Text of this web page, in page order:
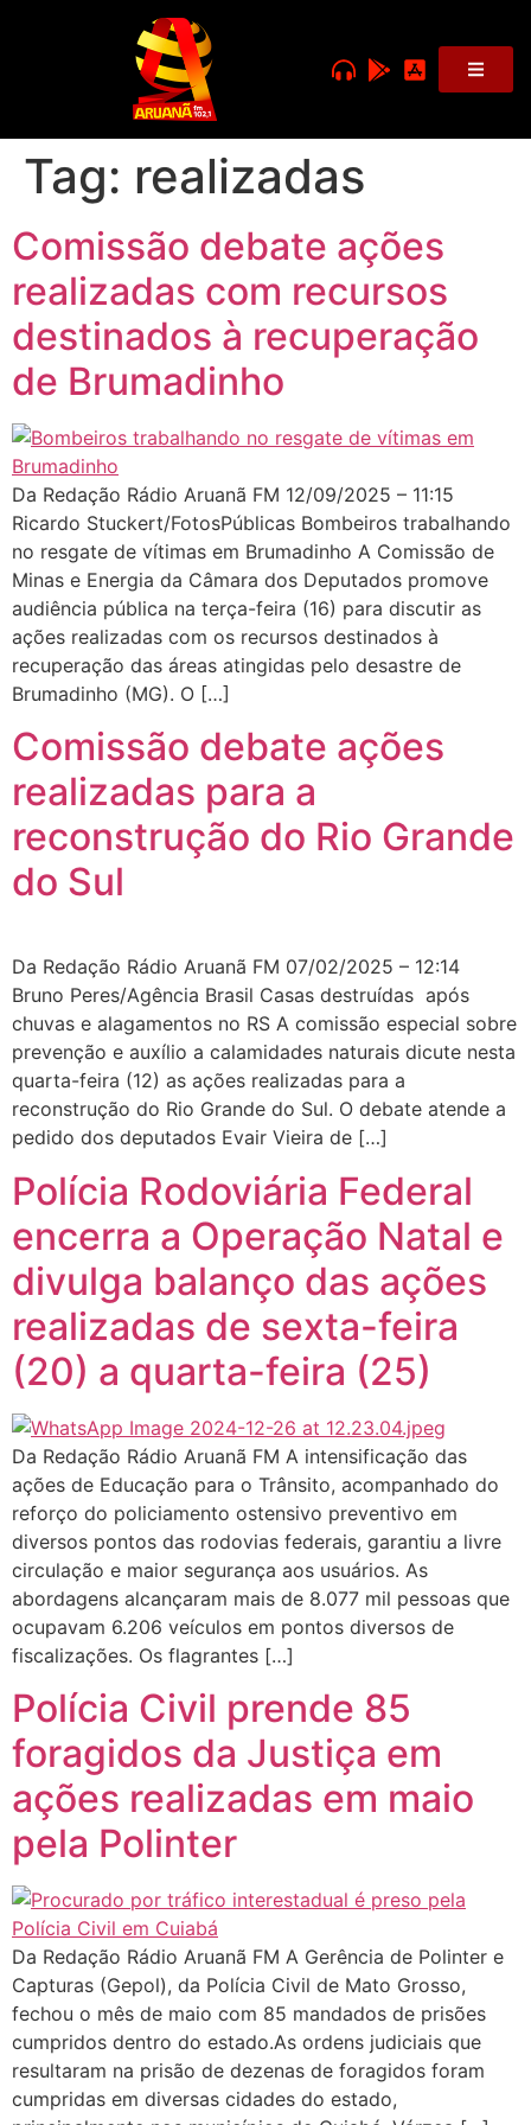
Tag: realizadas
Comissão debate ações
realizadas com recursos
destinados à recuperação
de Brumadinho
Da Redação Rádio Aruanã FM 12/09/2025 – 11:15
Ricardo Stuckert/FotosPúblicas Bombeiros trabalhando
no resgate de vítimas em Brumadinho A Comissão de
Minas e Energia da Câmara dos Deputados promove
audiência pública na terça-feira (16) para discutir as
ações realizadas com os recursos destinados à
recuperação das áreas atingidas pelo desastre de
Brumadinho (MG). O […]
Comissão debate ações
realizadas para a
reconstrução do Rio Grande
do Sul
Da Redação Rádio Aruanã FM 07/02/2025 – 12:14
Bruno Peres/Agência Brasil Casas destruídas após
chuvas e alagamentos no RS A comissão especial sobre
prevenção e auxílio a calamidades naturais dicute nesta
quarta-feira (12) as ações realizadas para a
reconstrução do Rio Grande do Sul. O debate atende a
pedido dos deputados Evair Vieira de […]
Polícia Rodoviária Federal
encerra a Operação Natal e
divulga balanço das ações
realizadas de sexta-feira
(20) a quarta-feira (25)
Da Redação Rádio Aruanã FM A intensificação das
ações de Educação para o Trânsito, acompanhado do
reforço do policiamento ostensivo preventivo em
diversos pontos das rodovias federais, garantiu a livre
circulação e maior segurança aos usuários. As
abordagens alcançaram mais de 8.077 mil pessoas que
ocupavam 6.206 veículos em pontos diversos de
fiscalizações. Os flagrantes […]
Polícia Civil prende 85
foragidos da Justiça em
ações realizadas em maio
pela Polinter
Da Redação Rádio Aruanã FM A Gerência de Polinter e
Capturas (Gepol), da Polícia Civil de Mato Grosso,
fechou o mês de maio com 85 mandados de prisões
cumpridos dentro do estado.As ordens judiciais que
resultaram na prisão de dezenas de foragidos foram
cumpridas em diversas cidades do estado,